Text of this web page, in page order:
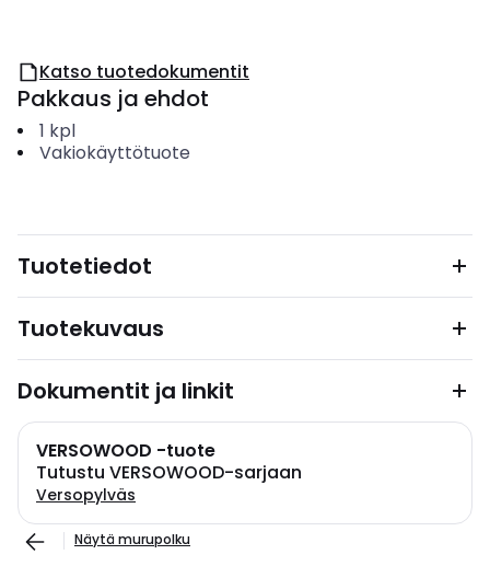
Katso tuotedokumentit
Pakkaus ja ehdot
1 kpl
Vakiokäyttötuote
Tuotetiedot
Tuotekuvaus
Dokumentit ja linkit
VERSOWOOD -tuote
Tutustu VERSOWOOD-sarjaan
Versopylväs
Näytä murupolku